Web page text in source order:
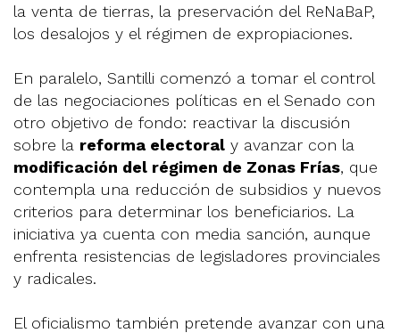
la venta de tierras, la preservación del ReNaBaP,
los desalojos y el régimen de expropiaciones.
En paralelo, Santilli comenzó a tomar el control
de las negociaciones políticas en el Senado con
otro objetivo de fondo: reactivar la discusión
sobre la reforma electoral y avanzar con la
modificación del régimen de Zonas Frías, que
contempla una reducción de subsidios y nuevos
criterios para determinar los beneficiarios. La
iniciativa ya cuenta con media sanción, aunque
enfrenta resistencias de legisladores provinciales
y radicales.
El oficialismo también pretende avanzar con una